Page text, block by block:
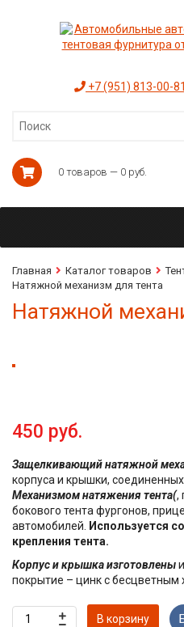
+7 (951) 813-00-81
0 товаров — 0 руб.
Главная Каталог товаров
Натяжной механизм для тента
Натяжной
450 руб.
Защелкивающий натяжной
корпуса и крышки,
Механизмом натяжения тента(,
бокового тента фургонов,
автомобилей.
Используется
крепления тента.
Корпус и крышка изготовлены
покрытие – цинк с бесцветным
В корзину